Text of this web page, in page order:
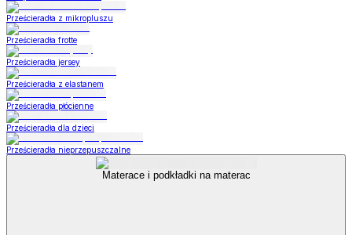
Prześcieradła z mikropluszu
Prześcieradła frotte
Prześcieradła jersey
Prześcieradła z elastanem
Prześcieradła płócienne
Prześcieradła dla dzieci
Prześcieradła nieprzepuszczalne
Materace i podkładki na materac